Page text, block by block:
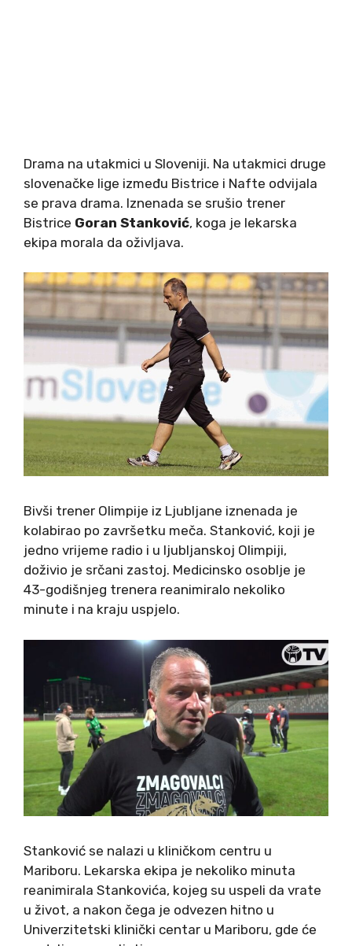
Drama na utakmici u Sloveniji. Na utakmici druge
slovenačke lige između Bistrice i Nafte odvijala
se prava drama. Iznenada se srušio trener
Bistrice Goran Stanković, koga je lekarska
ekipa morala da oživljava.
Bivši trener Olimpije iz Ljubljane iznenada je
kolabirao po završetku meča. Stanković, koji je
jedno vrijeme radio i u ljubljanskoj Olimpiji,
doživio je srčani zastoj. Medicinsko osoblje je
43-godišnjeg trenera reanimiralo nekoliko
minute i na kraju uspjelo.
Stanković se nalazi u kliničkom centru u
Mariboru. Lekarska ekipa je nekoliko minuta
reanimirala Stankovića, kojeg su uspeli da vrate
u život, a nakon čega je odvezen hitno u
Univerzitetski klinički centar u Mariboru, gde će